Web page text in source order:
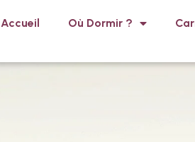
Accueil Où Dormir ?